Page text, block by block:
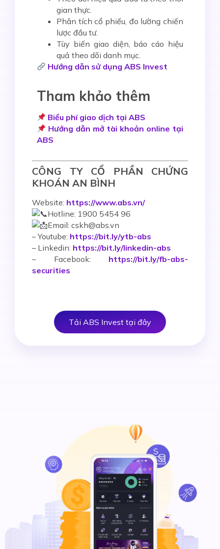
gian thực.
Phân tích cổ phiếu, đo lường chiến
lược đầu tư.
Tùy biến giao diện, báo cáo hiệu
quả theo dõi danh mục.
Hướng dẫn sử dụng ABS Invest
Tham khảo thêm
Biểu phí giao dịch tại ABS
Hướng dẫn mở tài khoản online tại
ABS
CÔNG TY CỔ PHẦN CHỨNG
KHOÁN AN BÌNH
Website: https://www.abs.vn/
Hotline: 1900 5454 96
Email: cskh@abs.vn
–Youtube: https://bit.ly/ytb-abs
– Linkedin: https://bit.ly/linkedin-abs
– Facebook: https://bit.ly/fb-abs-
securities
Tải ABS Invest tại đây